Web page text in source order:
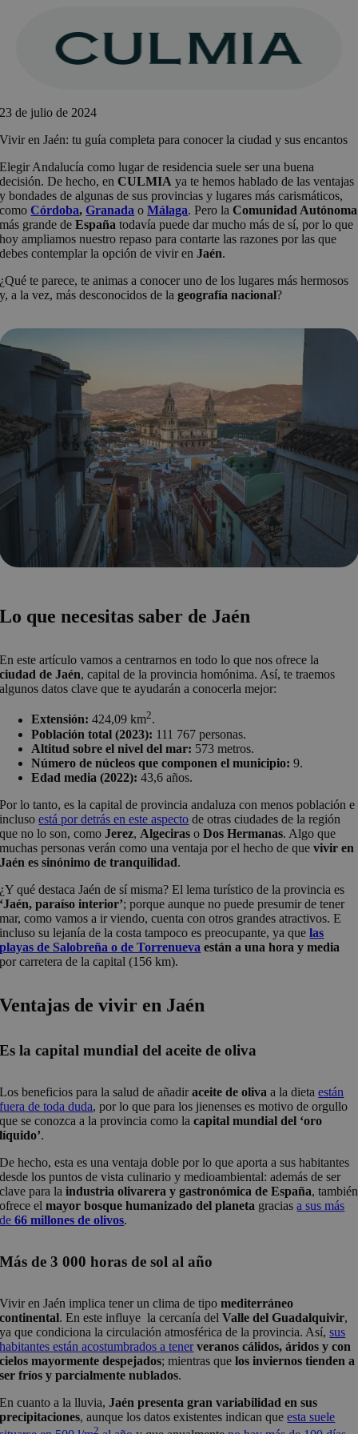
23 de julio de 2024
Vivir en Jaén: tu guía completa para conocer la ciudad y sus encantos
Elegir Andalucía como lugar de residencia suele ser una buena
decisión. De hecho, enCULMIA ya te hemos hablado de las ventajas
y bondades de algunas de sus provincias y lugares más carismáticos,
comoCórdoba,Granada oMálaga. Pero laComunidad Autónoma
más grande deEspaña todavía puede dar mucho más de sí, por lo que
hoy ampliamos nuestro repaso para contarte las razones por las que
debes contemplar la opción de vivir enJaén.
¿Qué te parece, te animas a conocer uno de los lugares más hermosos
y, a la vez, más desconocidos de lageografía nacional?
Lo que necesitas saber de Jaén
En este artículo vamos a centrarnos en todo lo que nos ofrece la
ciudad de Jaén, capital de la provincia homónima. Así, te traemos
algunos datos clave que te ayudarán a conocerla mejor:
Extensión: 424,09 km2.
Población total (2023): 111 767 personas.
Altitud sobre el nivel del mar: 573 metros.
Número de núcleos que componen el municipio: 9.
Edad media (2022): 43,6 años.
Por lo tanto, es la capital de provincia andaluza con menos población e
inclusoestá por detrás en este aspecto de otras ciudades de la región
que no lo son, comoJerez, Algeciras oDos Hermanas. Algo que
muchas personas verán como una ventaja por el hecho de quevivir en
Jaén es sinónimo de tranquilidad.
¿Y qué destaca Jaén de sí misma? El lema turístico de la provincia es
‘Jaén, paraíso interior’; porque aunque no puede presumir de tener
mar, como vamos a ir viendo, cuenta con otros grandes atractivos. E
incluso su lejanía de la costa tampoco es preocupante, ya quelas
playas de Salobreña o de Torrenueva están a una hora y media
por carretera de la capital (156 km).
Ventajas de vivir en Jaén
Es la capital mundial del aceite de oliva
Los beneficios para la salud de añadiraceite de oliva a la dietaestán
fuera de toda duda, por lo que para los jienenses es motivo de orgullo
que se conozca a la provincia como lacapital mundial del ‘oro
líquido’.
De hecho, esta es una ventaja doble por lo que aporta a sus habitantes
desde los puntos de vista culinario y medioambiental: además de ser
clave para laindustria olivarera y gastronómica de España, también
ofrece elmayor bosque humanizado del planeta graciasa sus más
de66 millones de olivos.
Más de 3 000 horas de sol al año
Vivir en Jaén implica tener un clima de tipomediterráneo
continental. En este influye la cercanía delValle del Guadalquivir,
ya que condiciona la circulación atmosférica de la provincia. Así,sus
habitantes están acostumbrados a tener veranos cálidos, áridos y con
cielos mayormente despejados; mientras quelos inviernos tienden a
ser fríos y parcialmente nublados.
En cuanto a la lluvia,Jaén presenta gran variabilidad en sus
precipitaciones, aunque los datos existentes indican queesta suele
2